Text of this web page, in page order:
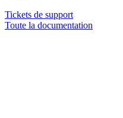
Tickets de support
Toute la documentation